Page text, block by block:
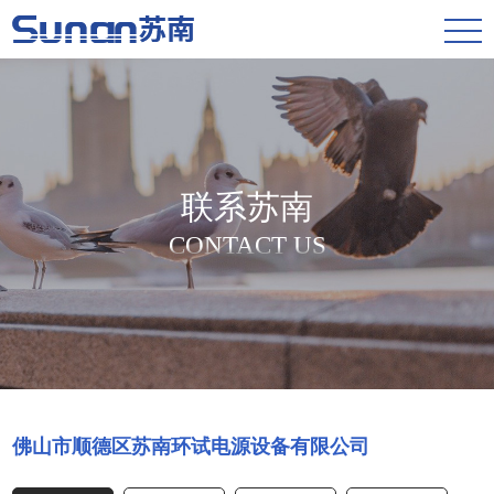
联系苏南
CONTACT US
佛山市顺德区苏南环试电源设备有限公司